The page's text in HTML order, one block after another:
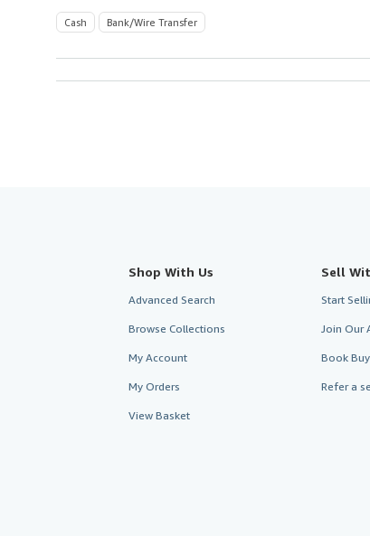
Cash Bank/Wire Transfer
Shop With Us
Advanced Search
Browse Collections
My Account
My Orders
View Basket
Sell
Start
Join Our
Book
Refer a